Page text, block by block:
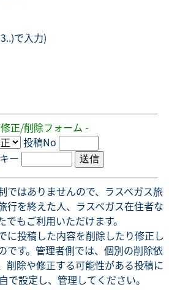
で入力)
正/削除フォーム -
投稿No
ー
ではありませんので、ラスベガス旅
行を終えた人、ラスベガス在住者な
もご利用いただけます。
に投稿した内容を削除したり修正し
です。管理者側では、個別の削除依
削除や修正する可能性がある投稿に
で設定し、管理してください。